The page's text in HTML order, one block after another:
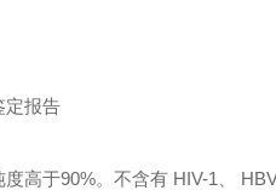
定报告
高于90%。不含有 HIV-1、